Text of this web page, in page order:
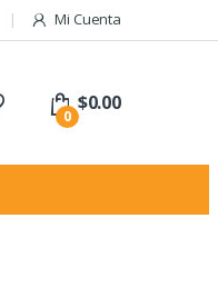
Mi Cuenta
0
$0.00